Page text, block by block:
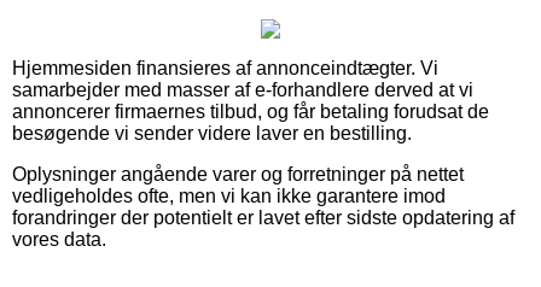
Hjemmesiden finansieres af annonceindtægter. Vi
samarbejder med masser af e-forhandlere derved at vi
annoncerer firmaernes tilbud, og får betaling forudsat de
besøgende vi sender videre laver en bestilling.
Oplysninger angående varer og forretninger på nettet
vedligeholdes ofte, men vi kan ikke garantere imod
forandringer der potentielt er lavet efter sidste opdatering af
vores data.